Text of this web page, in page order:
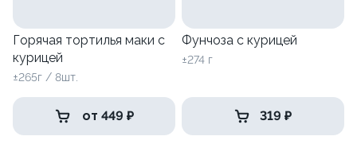
Горячая тортилья маки с
курицей
±265г / 8шт.
от 449 ₽
Фунчоза с курицей
±274 г
319 ₽